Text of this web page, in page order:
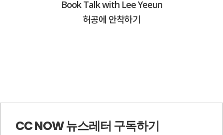
Book Talk with Lee Yeeun
허공에 안착하기
CC NOW 뉴스레터 구독하기